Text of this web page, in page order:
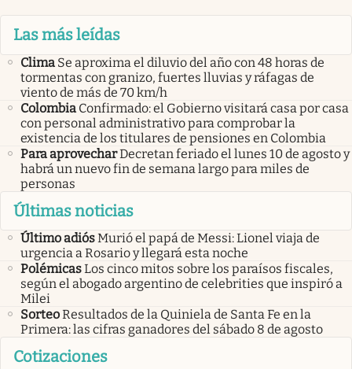
Las más leídas
Clima Se aproxima el diluvio del año con 48 horas de
tormentas con granizo, fuertes lluvias y ráfagas de
viento de más de 70 km/h
Colombia Confirmado: el Gobierno visitará casa por casa
con personal administrativo para comprobar la
existencia de los titulares de pensiones en Colombia
Para aprovecharDecretan feriado el lunes 10 de agosto y
habrá un nuevo fin de semana largo para miles de
personas
Últimas noticias
Último adiósMurió el papá de Messi: Lionel viaja de
urgencia a Rosario y llegará esta noche
PolémicasLos cinco mitos sobre los paraísos fiscales,
según el abogado argentino de celebrities que inspiró a
Milei
SorteoResultados de la Quiniela de Santa Fe en la
Primera: las cifras ganadores del sábado 8 de agosto
Cotizaciones